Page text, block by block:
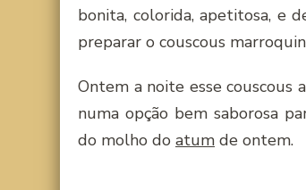
bonita, colorida, apetitosa, e
preparar o couscous
Ontem a noite esse
numa opção bem saborosa
do molho do atum de ontem.